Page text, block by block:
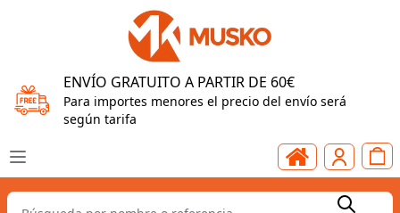
ENVÍO GRATUITO A PARTIR DE 60€
Para importes menores el precio del envío será
según tarifa